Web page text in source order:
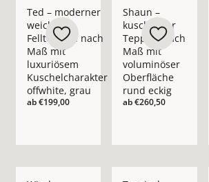
Ted – moderner
weicher
Fellteppich nach
Maß mit
luxuriösem
Kuschelcharakter
offwhite, grau
ab€199,00
Shaun –
kuscheliger
Teppich nach
Maß mit
voluminöser
Oberfläche
rund eckig
ab€260,50